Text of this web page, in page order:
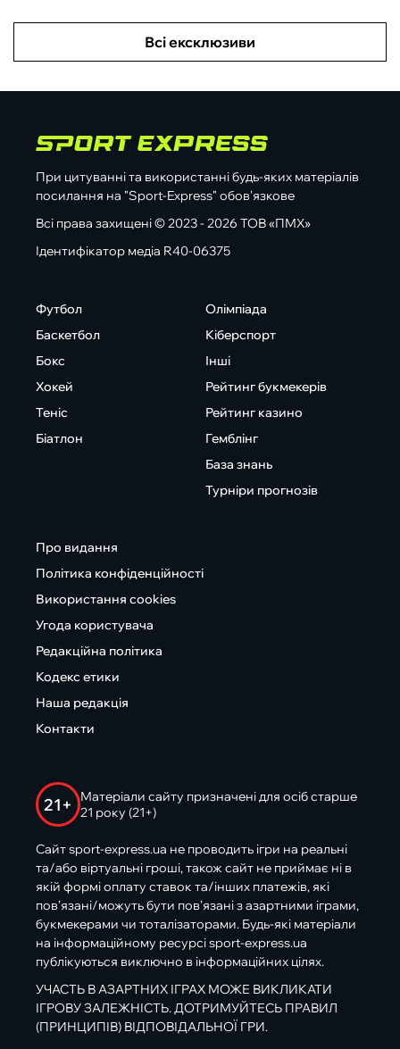
Всі ексклюзиви
При цитуванні та використанні будь-яких матеріалів
посилання на "Sport-Express" обов'язкове
Всі права захищені © 2023 - 2026 ТОВ «ПМХ»
Ідентифікатор медіа R40-06375
Футбол
Баскетбол
Бокс
Хокей
Теніс
Біатлон
Олімпіада
Кіберспорт
Інші
Рейтинг букмекерів
Рейтинг казино
Гемблінг
База знань
Турніри прогнозів
Про видання
Політика конфіденційності
Використання cookies
Угода користувача
Редакційна політика
Кодекс етики
Наша редакція
Контакти
21+
Матеріали сайту призначені для осіб старше
21 року (21+)
Сайт sport-express.ua не проводить ігри на реальні
та/або віртуальні гроші, також сайт не приймає ні в
якій формі оплату ставок та/інших платежів, які
пов’язані/можуть бути пов’язані з азартними іграми,
букмекерами чи тоталізаторами. Будь-які матеріали
на інформаційному ресурсі sport-express.ua
публікуються виключно в інформаційних цілях.
УЧАСТЬ В АЗАРТНИХ ІГРАХ МОЖЕ ВИКЛИКАТИ
ІГРОВУ ЗАЛЕЖНІСТЬ. ДОТРИМУЙТЕСЬ ПРАВИЛ
(ПРИНЦИПІВ) ВІДПОВІДАЛЬНОЇ ГРИ.